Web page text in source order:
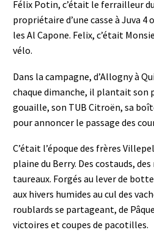
Félix Potin, c’était le ferrailleur
propriétaire d’une casse à Juva 4
les Al Capone. Felix, c’était
vélo.
Dans la campagne, d’Allogny à
chaque dimanche, il plantait son
gouaille, son TUB Citroën, sa
pour annoncer le passage des
C’était l’époque des frères
plaine du Berry. Des costauds,
taureaux. Forgés au lever de
aux hivers humides au cul des
roublards se partageant, de
victoires et coupes de pacotilles.